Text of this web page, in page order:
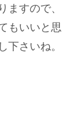
ますので、
もいいと思
下さいね。